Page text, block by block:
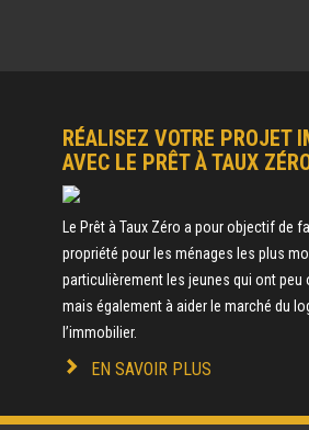
RÉALISEZ VOTRE PROJET
AVEC LE PRÊT À TAUX
Le Prêt à Taux Zéro a pour objectif de
propriété pour les ménages les plus
particulièrement les jeunes qui ont peu
mais également à aider le marché du
l’immobilier.
EN SAVOIR PLUS